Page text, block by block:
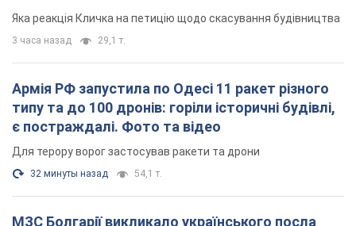
"московського вірянина"
Яка реакція Кличка на петицію щодо скасування будівництва
3 часа назад 29,1 т.
Армія РФ запустила по Одесі 11 ракет різного
типу та до 100 дронів: горіли історичні будівлі,
є постраждалі. Фото та відео
Для терору ворог застосував ракети та дрони
32 минуты назад 54,1 т.
МЗС Болгарії викликало українського посла